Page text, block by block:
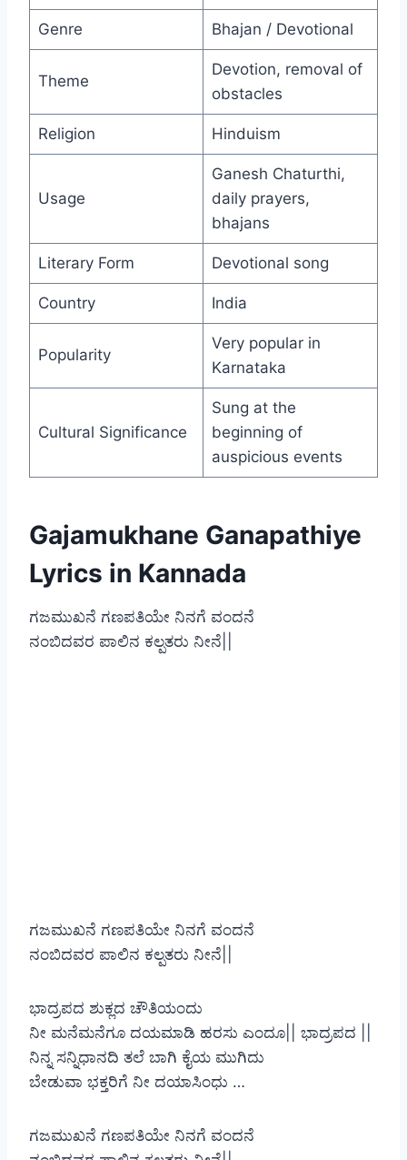
Genre Bhajan / Devotional
Theme
Devotion, removal of
obstacles
Religion Hinduism
Usage
Ganesh Chaturthi,
daily prayers,
bhajans
Literary Form Devotional song
Country India
Popularity
Very popular in
Karnataka
Cultural Significance
Sung at the
beginning of
auspicious events
Gajamukhane Ganapathiye
Lyrics in Kannada
ಗಜಮುಖನೆ ಗಣಪತಿಯೇ ನಿನಗೆ ವಂದನೆ
ನಂಬಿದವರ ಪಾಲಿನ ಕಲ್ಪತರು ನೀನೆ||
ಗಜಮುಖನೆ ಗಣಪತಿಯೇ ನಿನಗೆ ವಂದನೆ
ನಂಬಿದವರ ಪಾಲಿನ ಕಲ್ಪತರು ನೀನೆ||
ಭಾದ್ರಪದ ಶುಕ್ಲದ ಚೌತಿಯಂದು
ನೀ ಮನೆಮನೆಗೂ ದಯಮಾಡಿ ಹರಸು ಎಂದೂ|| ಭಾದ್ರಪದ ||
ನಿನ್ನ ಸನ್ನಿಧಾನದಿ ತಲೆ ಬಾಗಿ ಕೈಯ ಮುಗಿದು
ಬೇಡುವಾ ಭಕ್ತರಿಗೆ ನೀ ದಯಾಸಿಂಧು …
ಗಜಮುಖನೆ ಗಣಪತಿಯೇ ನಿನಗೆ ವಂದನೆ